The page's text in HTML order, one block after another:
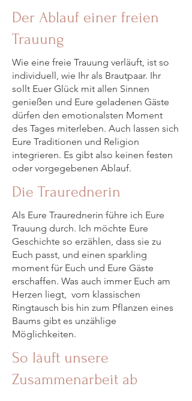
Der Ablauf einer freien
Trauung
Wie eine freie Trauung verläuft, ist so
individuell, wie Ihr als Brautpaar. Ihr
sollt Euer Glück mit allen Sinnen
genießen und Eure geladenen Gäste
dürfen den emotionalsten Moment
des Tages miterleben. Auch lassen sich
Eure Traditionen und Religion
integrieren. Es gibt also keinen festen
oder vorgegebenen Ablauf.
Die Traurednerin
Als Eure Traurednerin führe ich Eure
Trauung durch. Ich möchte Eure
Geschichte so erzählen, dass sie zu
Euch passt, und einen sparkling
moment für Euch und Eure Gäste
erschaffen. Was auch immer Euch am
Herzen liegt, vom klassischen
Ringtausch bis hin zum Pflanzen eines
Baums gibt es unzählige
Möglichkeiten.
So läuft unsere
Zusammenarbeit ab